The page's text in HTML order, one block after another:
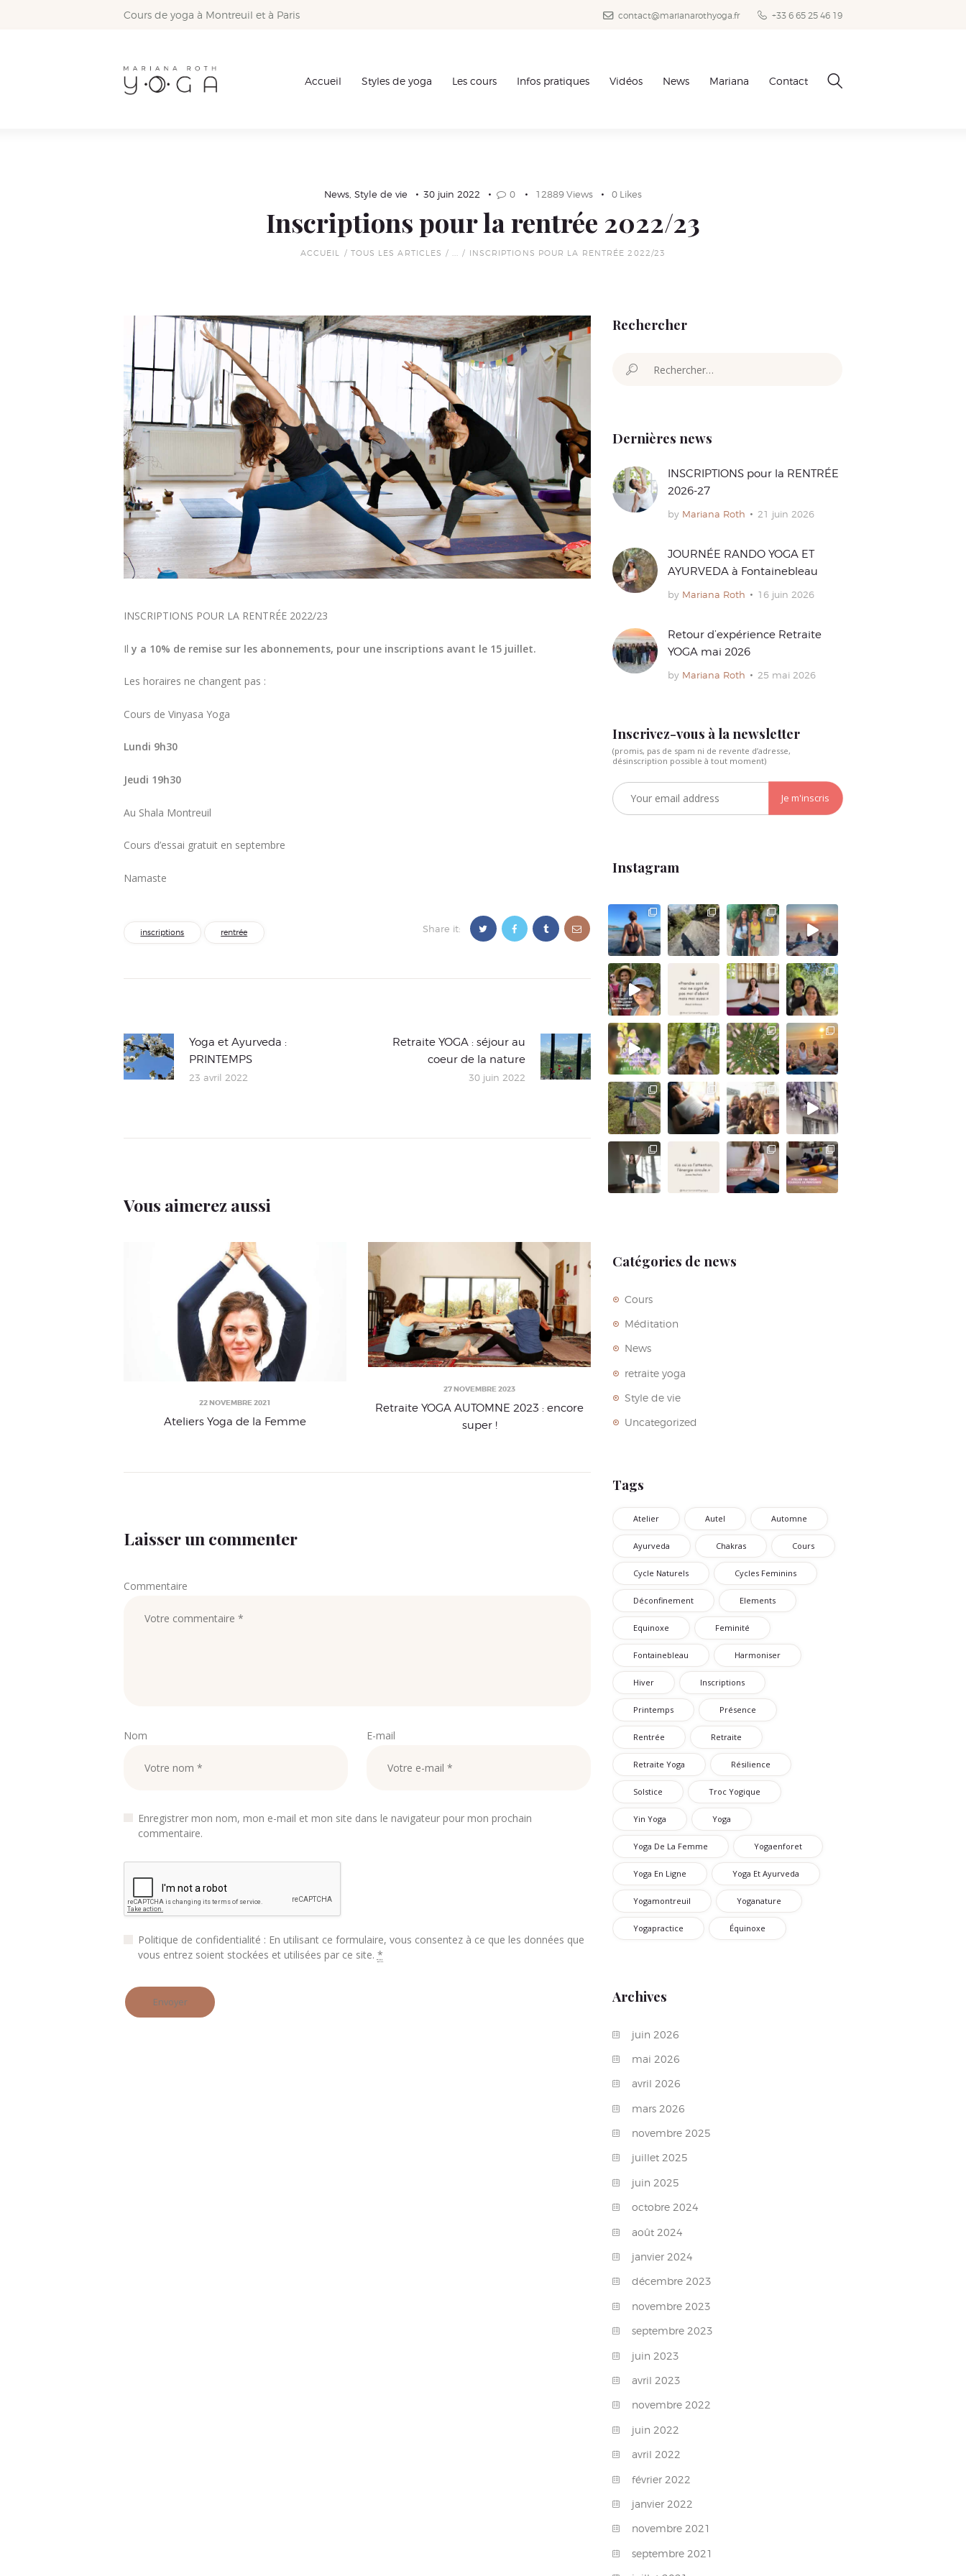
Cours de yoga à Montreuil et à Paris contact@marianarothyoga.fr +33 6 65 25 46 19
Accueil Styles de yoga Les cours Infos pratiques Vidéos News Mariana Contact
News,Style de vie 30 juin 2022 0 12889 Views 0 Likes
Inscriptions pour la rentrée 2022/23
ACCUEIL TOUS LES ARTICLES ... INSCRIPTIONS POUR LA RENTRÉE 2022/23
yoga
pratiques
Vidéos
Mariana
Contact
INSCRIPTIONS POUR LA RENTRÉE 2022/23
Il y a 10% de remise sur les abonnements, pour une inscriptions avant le 15 juillet.
Les horaires ne changent pas :
Cours de Vinyasa Yoga
Lundi 9h30
Jeudi 19h30
Au Shala Montreuil
Cours d’essai gratuit en septembre
Namaste
inscriptions rentrée Share it:
l’articleArticle
précédent
:
Yoga et Ayurveda :
PRINTEMPS
23 avril 2022
Article
suivant
Retraite YOGA : séjour au
coeur de la nature
30 juin 2022
Vous aimerez aussi
22 NOVEMBRE 2021
Ateliers Yoga de la Femme
27 NOVEMBRE 2023
Retraite YOGA AUTOMNE 2023 : encore
super !
Laisser un commenter
Commentaire
Nom E-mail
Enregistrer mon nom, mon e-mail et mon site dans le navigateur pour mon prochain
commentaire.
Politique de confidentialité : En utilisant ce formulaire, vous consentez à ce que les données que
vous entrez soient stockées et utilisées par ce site. *
Rechercher
Rechercher :
Dernières news
INSCRIPTIONS pour la RENTRÉE
2026-27
by Mariana Roth 21 juin 2026
JOURNÉE RANDO YOGA ET
AYURVEDA à Fontainebleau
by Mariana Roth 16 juin 2026
Retour d’expérience Retraite
YOGA mai 2026
by Mariana Roth 25 mai 2026
Inscrivez-vous à la newsletter
(promis, pas de spam ni de revente d’adresse,
désinscription possible à tout moment)
Instagram
Catégories de news
Cours
Méditation
News
retraite yoga
Style de vie
Uncategorized
Tags
Atelier Autel Automne
Ayurveda Chakras Cours
Cycle Naturels Cycles Feminins
Déconfinement Elements
Equinoxe Feminité
Fontainebleau Harmoniser
Hiver Inscriptions
Printemps Présence
Rentrée Retraite
Retraite Yoga Résilience
Solstice Troc Yogique
Yin Yoga Yoga
Yoga De La Femme Yogaenforet
Yoga En Ligne Yoga Et Ayurveda
Yogamontreuil Yoganature
Yogapractice Équinoxe
Archives
juin 2026
mai 2026
avril 2026
mars 2026
novembre 2025
juillet 2025
juin 2025
octobre 2024
août 2024
janvier 2024
décembre 2023
novembre 2023
septembre 2023
juin 2023
avril 2023
novembre 2022
juin 2022
avril 2022
février 2022
janvier 2022
novembre 2021
septembre 2021